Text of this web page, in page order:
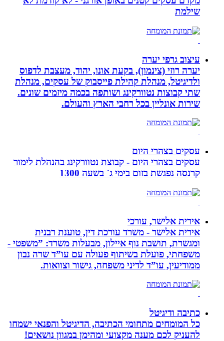
שילמת
עיצוב גרפי יערה
יערה רוזי (צינמון), בקעת אונו, יהוד, מעצבת לדפוס
ולדיגיטל, מנהלת קהילת פייסבוק של עסקים, מנהלת
שתי קבוצות נטוורקינג ושותפה בכמה מיזמים שונים.
שירות אונליין בכל רחבי הארץ והעולם.
עסקים בצהרי היום
עסקים בצהרי היום - קבוצת נטוורקינג בהנהלת לימור
קרנסה נפגשת בזום בימי ג` בשעה 1300
אירית אלישר, עורכי
אירית אלישר - משרד עורכת דין, טוענת רבנית
ומגשרת, תושבת נוף איילון, מבעלות משרד: ”משפטי -
משפחתי, פועלת בשיתוף פעולה עם עו”ד שרה נבון
ממודיעין, עו”ד לדיני משפחה, גישור וצוואות.
כתיבה ודיגיטל
כל המומחים מתחומי הכתיבה, הדיגיטל והפנאי ישמחו
להעניק לכם מענה מקצועי ומהימן במגוון נושאים!